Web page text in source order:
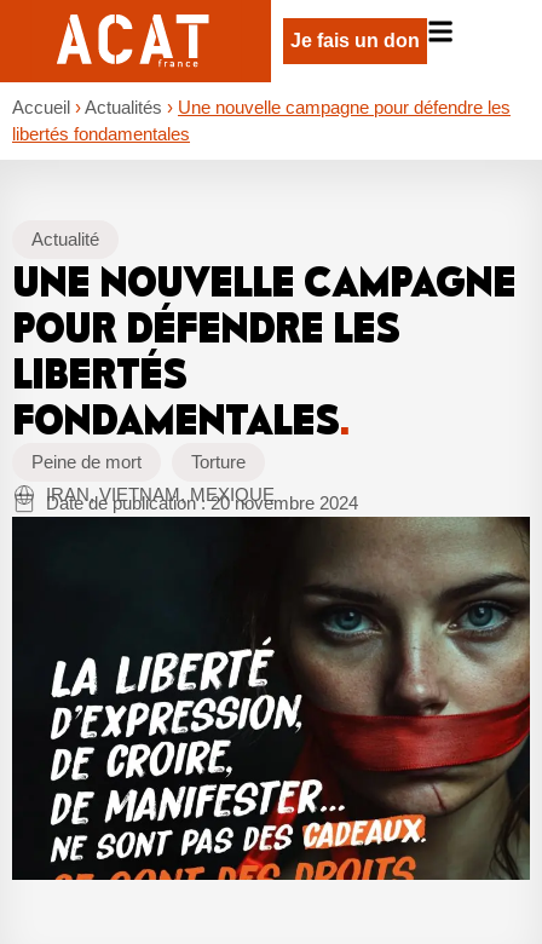
Je fais un don
Accueil ›Actualités › Une nouvelle campagne pour défendre les
libertés fondamentales
Actualité
UNE NOUVELLE CAMPAGNE
POUR DÉFENDRE LES
LIBERTÉS
FONDAMENTALES.
Peine de mort
Torture
IRAN, VIETNAM, MEXIQUE
Date de publication :20 novembre 2024